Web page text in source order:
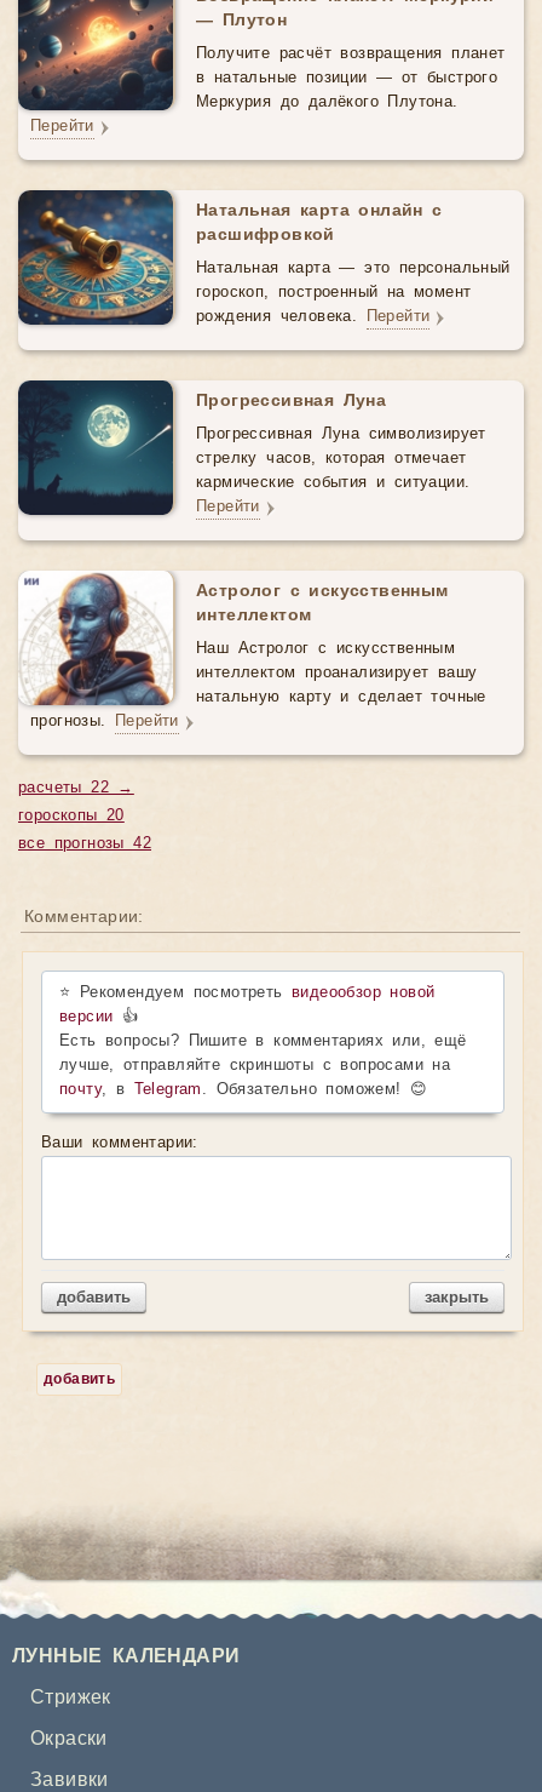
— Плутон
Получите расчёт возвращения планет
в натальные позиции — от быстрого
Меркурия до далёкого Плутона.
Перейти
Натальная карта онлайн с
расшифровкой
Натальная карта — это персональный
гороскоп, построенный на момент
рождения человека.
Перейти
Прогрессивная Луна
Прогрессивная Луна символизирует
стрелку часов, которая отмечает
кармические события и ситуации.
Перейти
Астролог с искусственным
интеллектом
Наш Астролог с искусственным
интеллектом проанализирует вашу
натальную карту и сделает точные
прогнозы.
Перейти
расчеты 22 →
гороскопы 20
все прогнозы 42
Комментарии:
⭐ Рекомендуем посмотретьвидеообзор новой
версии 👍
Есть вопросы? Пишите в комментариях или, ещё
лучше, отправляйте скриншоты с вопросами на
почту, в Telegram . Обязательно поможем! 😊
Ваши комментарии:
добавить закрыть
добавить
ЛУННЫЕ КАЛЕНДАРИ
Стрижек
Окраски
Завивки